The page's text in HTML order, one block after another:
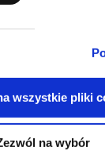
wszystkie pliki
na wybór